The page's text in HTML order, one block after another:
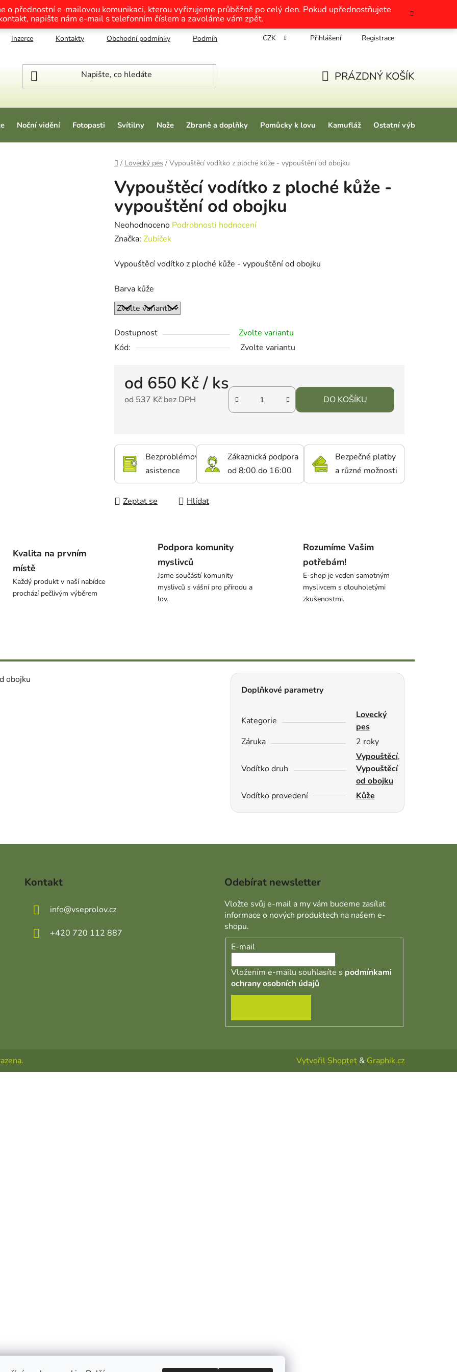
o přednostní e-mailovou komunikaci, kterou vyřizujeme průběžně po celý den. Pokud upřednostňujete
napište nám e-mail s telefonním číslem a zavoláme vám zpět.
Inzerce Kontakty Obchodní podmínky Podmínky ochrany osobních údajů Nákup na splátky
CZK Přihlášení Registrace
PRÁZDNÝ KOŠÍK
Noční vidění Fotopasti Svítilny Nože Zbraně a doplňky Pomůcky k lovu Kamufláž Ostatní výbava
Domů
/ Lovecký pes / Vypouštěcí vodítko z ploché kůže - vypouštění od obojku
Vypouštěcí vodítko z ploché kůže -
vypouštění od obojku
Průměrné hodnocení produktu je 0,0 z 5 hvězdiček.
Neohodnoceno Podrobnosti hodnocení
Značka: Zubíček
Vypouštěcí vodítko z ploché kůže - vypouštění od obojku
Barva kůže
Dostupnost
Zvolte variantu
Kód:
Zvolte variantu
od 650 Kč/ ks
od 537 Kč bez DPH DO KOŠÍKU
Bezproblémová
asistence
Zákaznická podpora
od 8:00 do 16:00
Bezpečné platby
a různé možnosti
Zeptat se Hlídat
Kvalita na prvním
místě
Každý produkt v naší nabídce
prochází pečlivým výběrem
Podpora komunity
myslivců
Jsme součástí komunity
myslivců s vášní pro přírodu a
lov.
Rozumíme Vašim
potřebám!
E-shop je veden samotným
myslivcem s dlouholetými
zkušenostmi.
obojku
Doplňkové parametry
Kategorie
Lovecký
pes
Záruka
2 roky
Vodítko druh
Vypouštěcí,
Vypouštěcí
od obojku
Vodítko provedení
Kůže
Kontakt
info@vseprolov.cz
+420 720 112 887
Odebírat newsletter
Vložte svůj e-mail a my vám budeme zasílat
informace o nových produktech na našem e-
shopu.
E-mail
Vložením e-mailu souhlasíte s podmínkami
ochrany osobních údajů
Vytvořil Shoptet & Graphik.cz